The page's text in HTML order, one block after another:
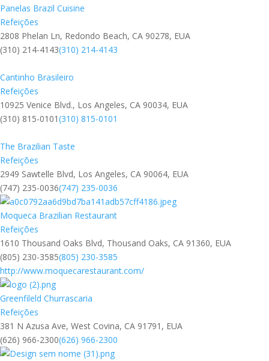
Panelas Brazil Cuisine
Refeições
2808 Phelan Ln, Redondo Beach, CA 90278, EUA
(310) 214-4143(310) 214-4143
Cantinho Brasileiro
Refeições
10925 Venice Blvd., Los Angeles, CA 90034, EUA
(310) 815-0101(310) 815-0101
The Brazilian Taste
Refeições
2949 Sawtelle Blvd, Los Angeles, CA 90064, EUA
(747) 235-0036(747) 235-0036
Moqueca Brazilian Restaurant
Refeições
1610 Thousand Oaks Blvd, Thousand Oaks, CA 91360, EUA
(805) 230-3585(805) 230-3585
http://www.moquecarestaurant.com/
Greenfileld Churrascaria
Refeições
381 N Azusa Ave, West Covina, CA 91791, EUA
(626) 966-2300(626) 966-2300